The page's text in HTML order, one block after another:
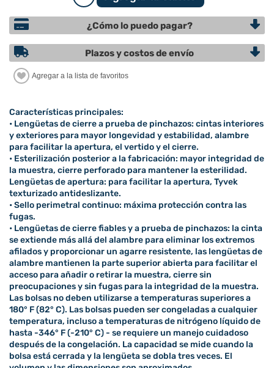
¿Cómo lo puedo pagar?
Plazos y costos de envío
Características principales:
• Lengüetas de cierre a prueba de pinchazos: cintas interiores
y exteriores para mayor longevidad y estabilidad, alambre
para facilitar la apertura, el vertido y el cierre.
• Esterilización posterior a la fabricación: mayor integridad de
la muestra, cierre perforado para mantener la esterilidad.
Lengüetas de apertura: para facilitar la apertura, Tyvek
texturizado antideslizante.
• Sello perimetral continuo: máxima protección contra las
fugas.
• Lengüetas de cierre fiables y a prueba de pinchazos: la cinta
se extiende más allá del alambre para eliminar los extremos
afilados y proporcionar un agarre resistente, las lengüetas de
alambre mantienen la parte superior abierta para facilitar el
acceso para añadir o retirar la muestra, cierre sin
preocupaciones y sin fugas para la integridad de la muestra.
Las bolsas no deben utilizarse a temperaturas superiores a
180° F (82° C). Las bolsas pueden ser congeladas a cualquier
temperatura, incluso a temperaturas de nitrógeno líquido de
hasta -346° F (-210° C) - se requiere un manejo cuidadoso
después de la congelación. La capacidad se mide cuando la
bolsa está cerrada y la lengüeta se dobla tres veces. El